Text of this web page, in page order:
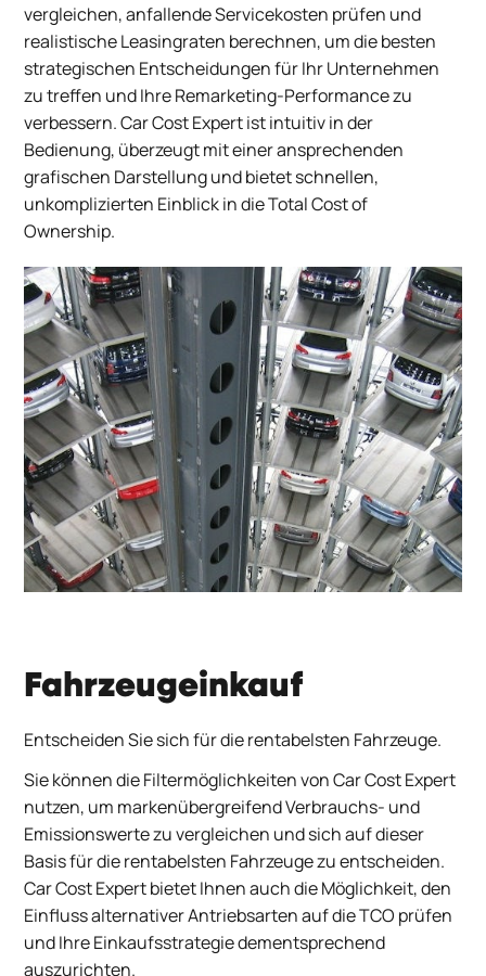
vergleichen,anfallendeServicekosten prüfen und
realistischeLeasingraten berechnen, um diebesten
strategischen EntscheidungenfürIhrUnternehmen
zu treffen undIhreRemarketing-Performancezu
verbessern.Car Cost Expertistintuitivin der
Bedienung, überzeugtmiteineransprechenden
grafischen Darstellungundbietetschnellen,
unkomplizierten Einblickin die Total Cost of
Ownership.
Fahrzeugeinkauf
Entscheiden Sie sich für die rentabelsten Fahrzeuge.
Sie können die Filtermöglichkeiten von Car Cost Expert
nutzen, um markenübergreifend Verbrauchs- und
Emissionswerte zu vergleichen und sich auf dieser
Basis für die rentabelsten Fahrzeuge zu entscheiden.
Car Cost Expert bietet Ihnen auch die Möglichkeit, den
Einfluss alternativer Antriebsarten auf die TCO prüfen
und Ihre Einkaufsstrategie dementsprechend
auszurichten.